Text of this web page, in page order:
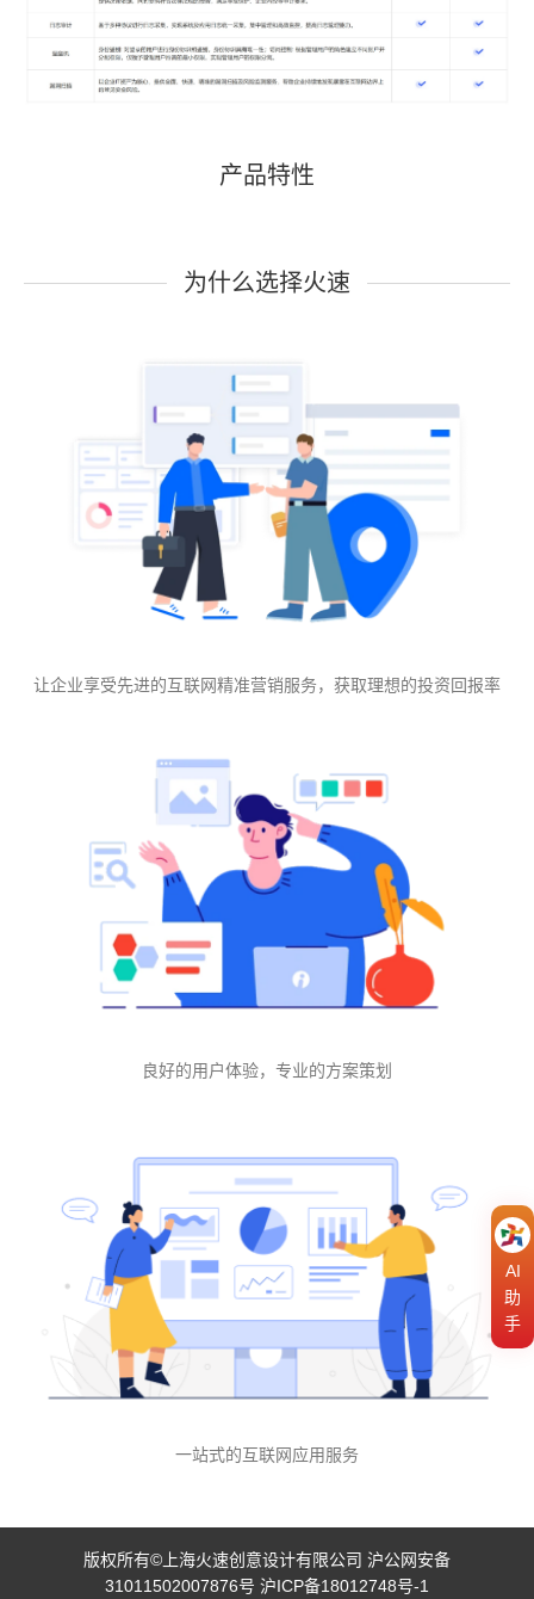
产品特性
为什么选择火速
让企业享受先进的互联网精准营销服务，获取理想的投资回报率
良好的用户体验，专业的方案策划
一站式的互联网应用服务
版权所有©上海火速创意设计有限公司 沪公网安备
31011502007876号 沪ICP备18012748号-1
AI
助
手